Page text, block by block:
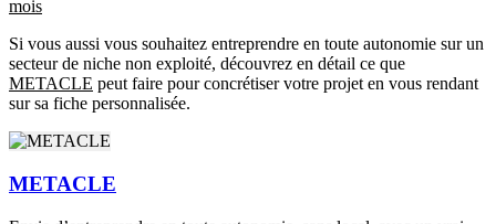
mois
Si vous aussi vous souhaitez entreprendre en toute autonomie sur un
secteur de niche non exploité, découvrez en détail ce que
METACLE peut faire pour concrétiser votre projet en vous rendant
sur sa fiche personnalisée.
METACLE